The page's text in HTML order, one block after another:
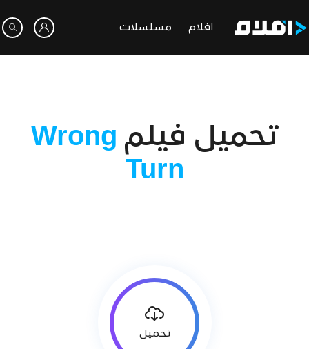
افلام مسلسلات
تحميل فيلم Wrong
Turn
تحميل